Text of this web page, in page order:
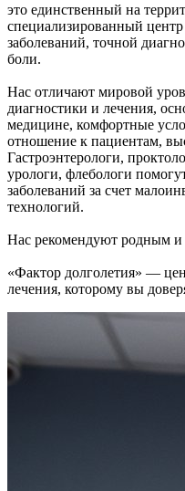
это единственный на
специализированный
заболеваний, точной
боли.
Нас отличают мировой
диагностики и лечения,
медицине, комфортные
отношение к пациентам,
Гастроэнтерологи,
урологи, флебологи
заболеваний за счет
технологий.
Нас рекомендуют родным и
«Фактор долголетия» —
лечения, которому вы